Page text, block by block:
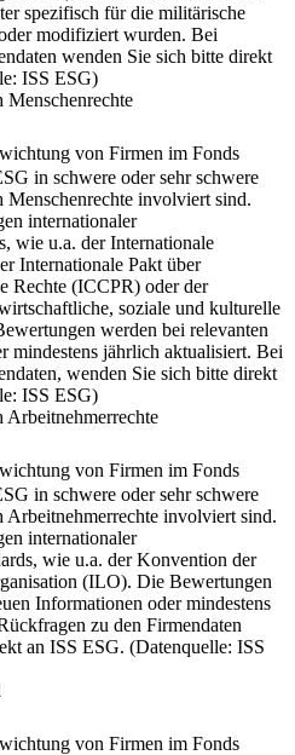
spezifisch für die militärische
modifiziert wurden. Bei
wenden Sie sich bitte direkt
ISS ESG)
von Firmen im Fonds
in schwere oder sehr schwere
involviert sind.
internationaler
wie u.a. der Internationale
Internationale Pakt über
Rechte (ICCPR) oder der
soziale und kulturelle
werden bei relevanten
mindestens jährlich aktualisiert. Bei
wenden Sie sich bitte direkt
ISS ESG)
von Firmen im Fonds
in schwere oder sehr schwere
involviert sind.
internationaler
wie u.a. der Konvention der
(ILO). Die Bewertungen
Informationen oder mindestens
zu den Firmendaten
an ISS ESG. (Datenquelle: ISS
von Firmen im Fonds